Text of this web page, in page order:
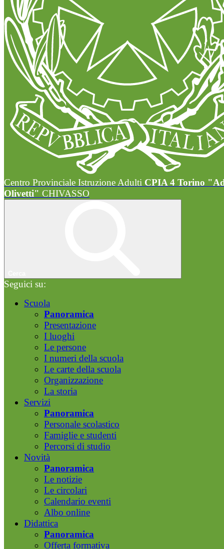
Centro Provinciale Istruzione Adulti CPIA 4 Torino
Olivetti" CHIVASSO
Seguici su:
Scuola
Panoramica
Presentazione
I luoghi
Le persone
I numeri della scuola
Le carte della scuola
Organizzazione
La storia
Servizi
Panoramica
Personale scolastico
Famiglie e studenti
Percorsi di studio
Novità
Panoramica
Le notizie
Le circolari
Calendario eventi
Albo online
Didattica
Panoramica
Offerta formativa